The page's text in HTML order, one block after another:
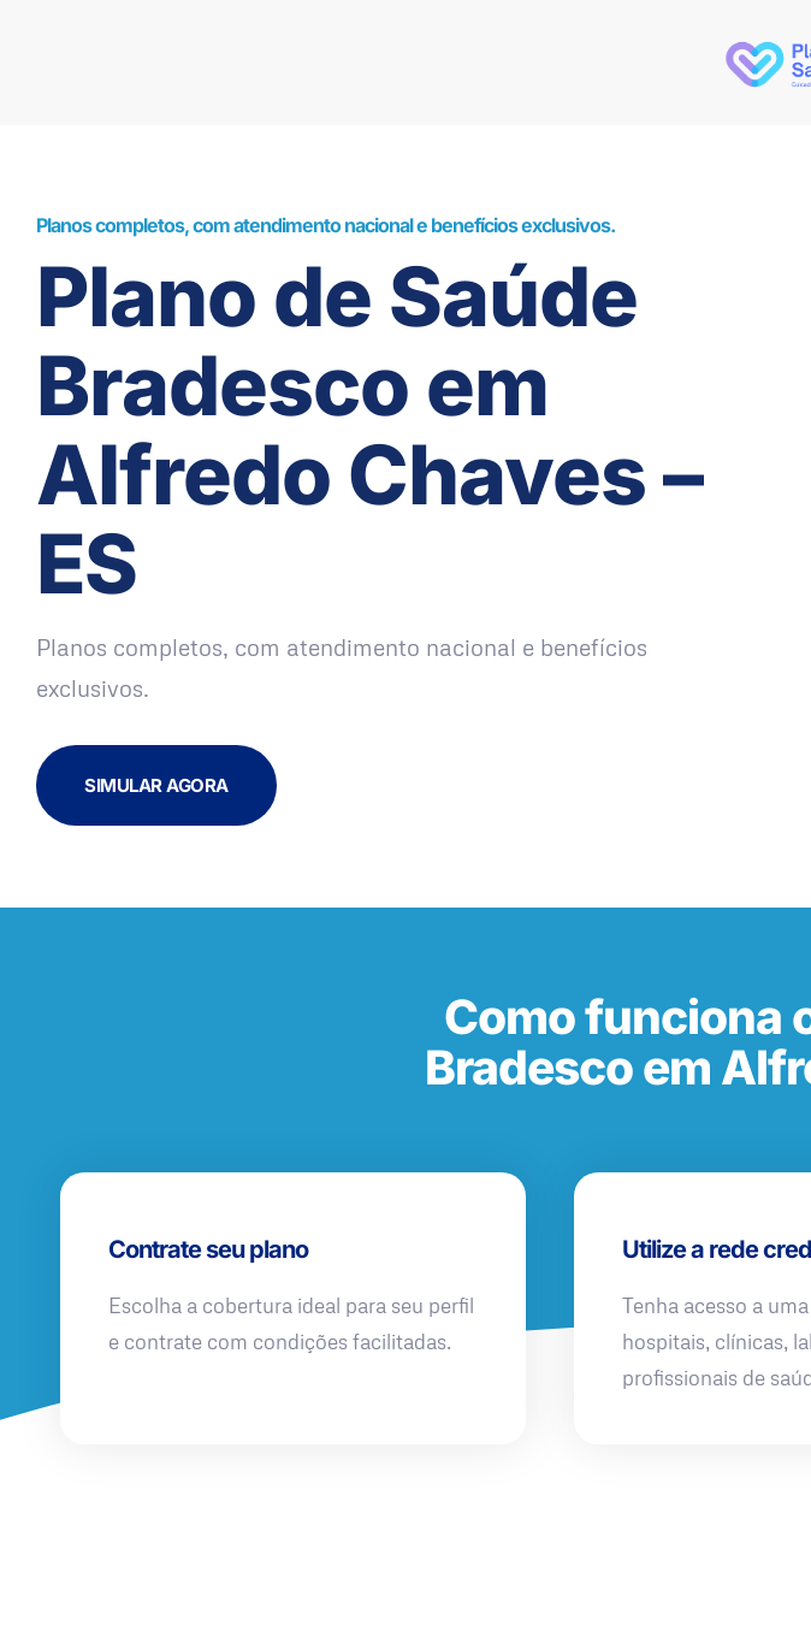
Planos completos, com atendimento nacional e benefícios exclusivos.
Plano de Saúde
Bradesco em
Alfredo Chaves –
ES
Planos completos, com atendimento nacional e benefícios
exclusivos.
SIMULAR AGORA
Como funciona
Bradesco em
Contrate seu plano
Escolha a cobertura ideal para seu perfil
e contrate com condições facilitadas.
Utilize a rede
Tenha acesso a
hospitais, clínicas,
profissionais de